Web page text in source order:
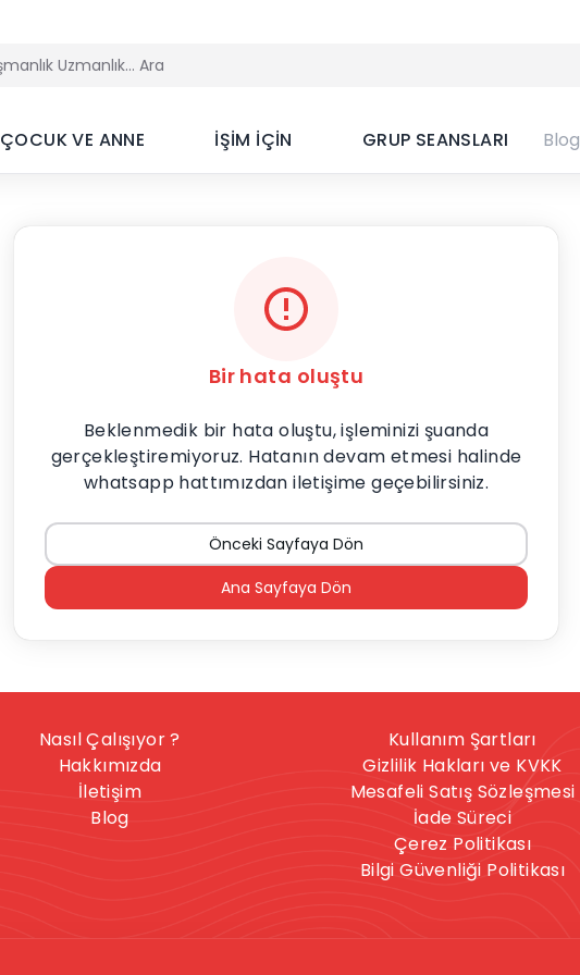
ÇOCUK VE ANNE İŞİM İÇİN GRUP SEANSLARI Blog
Bir hata oluştu
Beklenmedik bir hata oluştu, işleminizi şuanda
gerçekleştiremiyoruz. Hatanın devam etmesi halinde
whatsapp hattımızdan iletişime geçebilirsiniz.
Önceki Sayfaya Dön
Ana Sayfaya Dön
Nasıl Çalışıyor ?
Hakkımızda
İletişim
Blog
Kullanım Şartları
Gizlilik Hakları ve KVKK
Mesafeli Satış Sözleşmesi
İade Süreci
Çerez Politikası
Bilgi Güvenliği Politikası